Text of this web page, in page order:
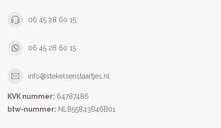
06 45 28 60 15
06 45 28 60 15
info@stekelsenstaartjes.nl
KVK nummer: 64787486
btw-nummer: NL855843846B01